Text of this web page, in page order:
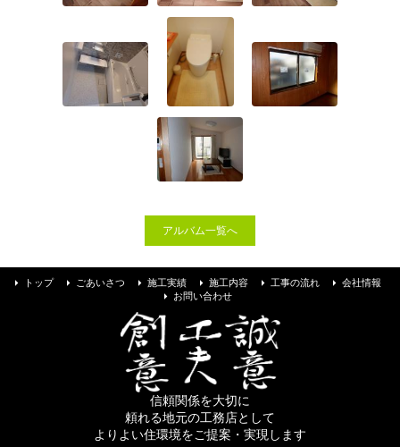
お問い合わせ
アルバム一覧へ
トップ ごあいさつ 施工実績 施工内容 工事の流れ
会社情報
お問い合わせ
信頼関係を大切に
頼れる地元の工務店として
よりよい住環境をご提案・実現します